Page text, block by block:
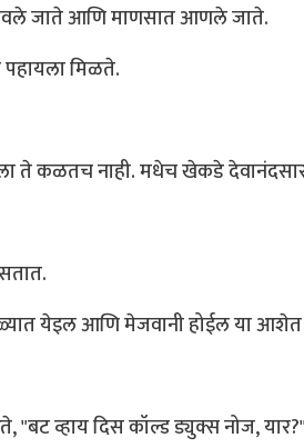
जाते आणि माणसात आणले जाते.
मिळते.
ते कळतच नाही. मधेच खेकडे
येइल आणि मेजवानी होईल या आशेत
व्हाय दिस कॉल्ड ड्युक्स नोज,